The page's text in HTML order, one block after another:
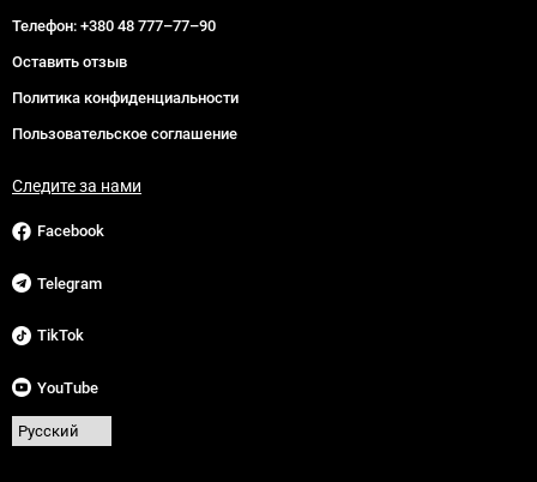
Телефон: +380 48 777–77–90
Оставить отзыв
Политика конфиденциальности
Пользовательское соглашение
Следите за нами
Facebook
Telegram
TikTok
YouTube